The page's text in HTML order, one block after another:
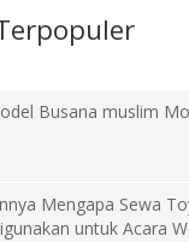
Busana muslim
Mengapa Sewa
untuk Acara